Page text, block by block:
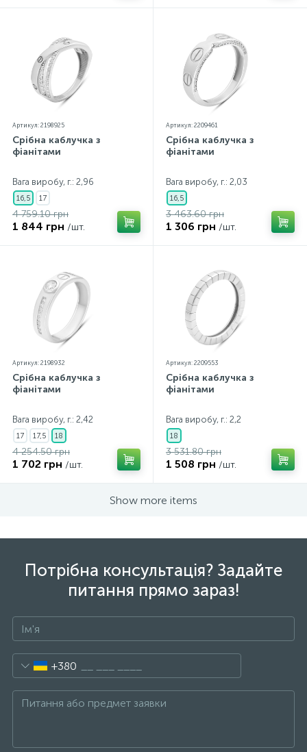
Артикул: 2198925
Срібна каблучка з
фіанітами
Вага виробу, г.: 2,96
16,5 17
4 759.10 грн
1 844 грн /шт.
Артикул: 2209461
Срібна каблучка з
фіанітами
Вага виробу, г.: 2,03
16,5
3 463.60 грн
1 306 грн /шт.
Артикул: 2198932
Срібна каблучка з
фіанітами
Вага виробу, г.: 2,42
17 17,5 18
4 254.50 грн
1 702 грн /шт.
Артикул: 2209553
Срібна каблучка з
фіанітами
Вага виробу, г.: 2,2
18
3 531.80 грн
1 508 грн /шт.
Show more items
Потрібна консультація? Задайте
питання прямо зараз!
+380